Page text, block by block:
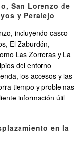
San Lorenzo de
y Peralejo
incluyendo casco
El Zaburdón,
Las Zorreras y La
del entorno
los accesos y las
tiempo y problemas
información útil
en la